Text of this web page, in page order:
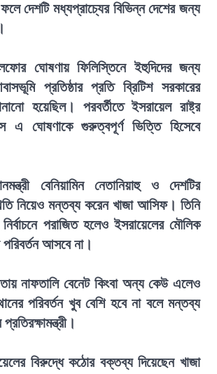
দেশটি মধ্যপ্রাচ্যের বিভিন্ন দেশের জন্য
ঘোষণায় ফিলিস্তিনে ইহুদিদের জন্য
প্রতিষ্ঠার প্রতি ব্রিটিশ সরকারের
হয়েছিল। পরবর্তীতে ইসরায়েল রাষ্ট্র
এ ঘোষণাকে গুরুত্বপূর্ণ ভিত্তি হিসেবে
বেনিয়ামিন নেতানিয়াহু ও দেশটির
নিয়েও মন্তব্য করেন খাজা আসিফ। তিনি
পরাজিত হলেও ইসরায়েলের মৌলিক
আসবে না।
নাফতালি বেনেট কিংবা অন্য কেউ এলেও
পরিবর্তন খুব বেশি হবে না বলে মন্তব্য
বিরুদ্ধে কঠোর বক্তব্য দিয়েছেন খাজা